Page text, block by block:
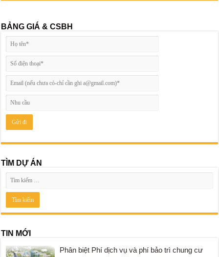
BẢNG GIÁ & CSBH
TÌM DỰ ÁN
TIN MỚI
Phân biệt Phí dịch vụ và phí bảo trì chung cư